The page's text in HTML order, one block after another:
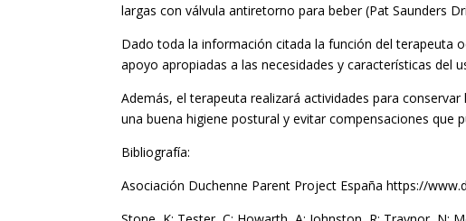
largas con válvula antiretorno para beber (Pat Saunders
Dado toda la información citada la función del terapeuta
apoyo apropiadas a las necesidades y características del
Además, el terapeuta realizará actividades para
una buena higiene postural y evitar compensaciones que
Bibliografía:
Asociación Duchenne Parent Project España https://